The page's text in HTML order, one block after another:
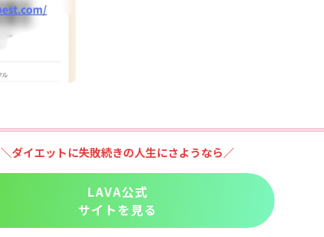
＼ダイエットに失敗続きの人生にさようなら／
LAVA公式
サイトを見る